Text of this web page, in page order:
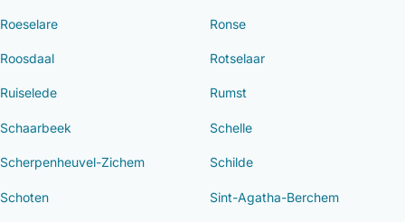
Roeselare Ronse
Roosdaal Rotselaar
Ruiselede Rumst
Schaarbeek Schelle
Scherpenheuvel-Zichem Schilde
Schoten Sint-Agatha-Berchem